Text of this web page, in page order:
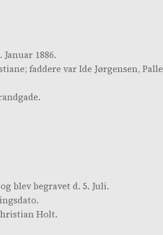
1886.
faddere var Ide Jørgensen, Palle
blev begravet d. 5. Juli.
Holt.